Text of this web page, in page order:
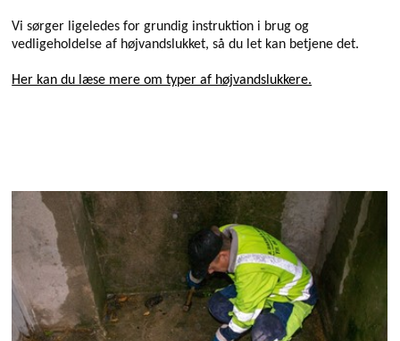
Vi sørger ligeledes for grundig instruktion i brug og
vedligeholdelse af højvandslukket, så du let kan betjene det.
Her kan du læse mere om typer af højvandslukkere.